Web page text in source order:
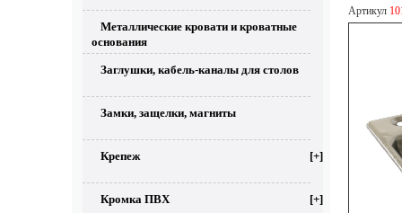
Металлические кровати и кроватные
основания
Заглушки, кабель-каналы для столов
Замки, защелки, магниты
Крепеж [+]
Кромка ПВХ [+]
Артикул